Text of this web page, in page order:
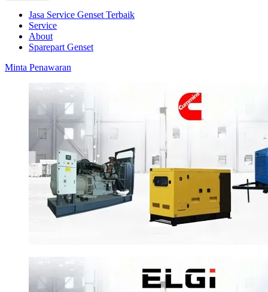
Jasa Service Genset Terbaik
Service
About
Sparepart Genset
Minta Penawaran